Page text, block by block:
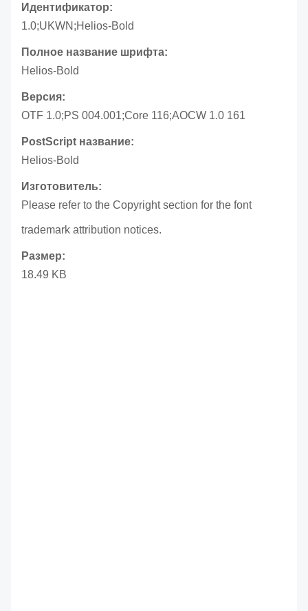
Идентификатор:
1.0;UKWN;Helios-Bold
Полное название шрифта:
Helios-Bold
Версия:
OTF 1.0;PS 004.001;Core 116;AOCW 1.0 161
PostScript название:
Helios-Bold
Изготовитель:
Please refer to the Copyright section for the font
trademark attribution notices.
Размер:
18.49 KB